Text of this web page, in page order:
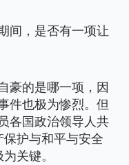
间，是否有一项让
豪的是哪一项，因
件也极为惨烈。但
各国政治领导人共
护与和平与安全
关键。